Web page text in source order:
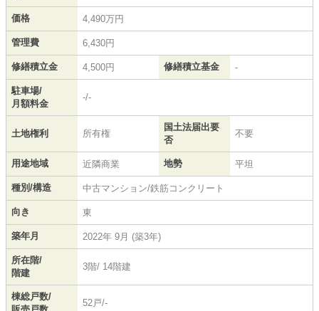
価格 4,490万円
管理費 6,430円
修繕積立金 4,500円 修繕積立基金 -
駐車場/
月額料金
-/-
土地権利 所有権
国土法届出要
否
不要
用途地域 近隣商業 地勢 平坦
種別/構造 中古マンション/鉄筋コンクリート
向き 東
築年月 2022年 9月 (築3年)
所在階/
階建
3階/ 14階建
棟総戸数/
52戸/-